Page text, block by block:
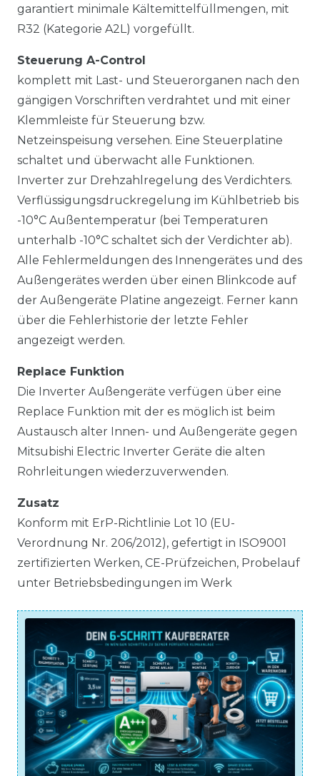
garantiert minimale Kältemittelfüllmengen, mit
R32 (Kategorie A2L) vorgefüllt.
Steuerung A-Control
komplett mit Last- und Steuerorganen nach den
gängigen Vorschriften verdrahtet und mit einer
Klemmleiste für Steuerung bzw.
Netzeinspeisung versehen. Eine Steuerplatine
schaltet und überwacht alle Funktionen.
Inverter zur Drehzahlregelung des Verdichters.
Verflüssigungsdruckregelung im Kühlbetrieb bis
-10°C Außentemperatur (bei Temperaturen
unterhalb -10°C schaltet sich der Verdichter ab).
Alle Fehlermeldungen des Innengerätes und des
Außengerätes werden über einen Blinkcode auf
der Außengeräte Platine angezeigt. Ferner kann
über die Fehlerhistorie der letzte Fehler
angezeigt werden.
Replace Funktion
Die Inverter Außengeräte verfügen über eine
Replace Funktion mit der es möglich ist beim
Austausch alter Innen- und Außengeräte gegen
Mitsubishi Electric Inverter Geräte die alten
Rohrleitungen wiederzuverwenden.
Zusatz
Konform mit ErP-Richtlinie Lot 10 (EU-
Verordnung Nr. 206/2012), gefertigt in ISO9001
zertifizierten Werken, CE-Prüfzeichen, Probelauf
unter Betriebsbedingungen im Werk